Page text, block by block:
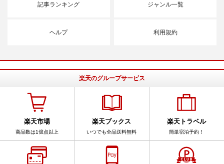
記事ランキング ジャンル一覧
ヘルプ 利用規約
楽天のグループサービス
楽天市場
商品数は1億点以上
楽天ブックス
いつでも全品送料無料
楽天トラベル
簡単宿泊予約！